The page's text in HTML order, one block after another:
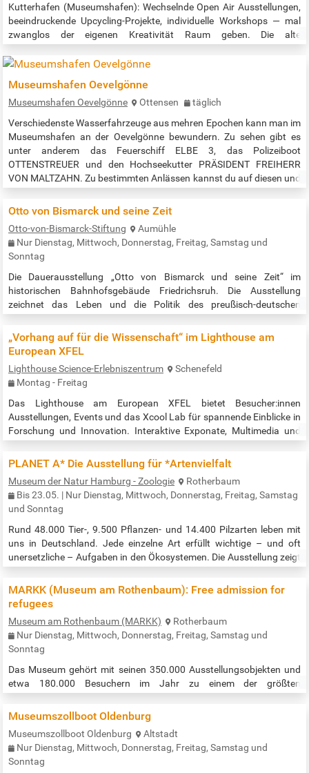
Kutterhafen (Museumshafen): Wechselnde Open Air Ausstellungen,
beeindruckende Upcycling-Projekte, individuelle Workshops — mal
zwanglos der eigenen Kreativität Raum geben. Die alte
Waterkant chillen… all das ist hier möglich — bei freiem Eintritt! …
Museumshafen Oevelgönne
Museumshafen Oevelgönne Ottensen
täglich
Verschiedenste Wasserfahrzeuge aus mehren Epochen kann man im
Museumshafen an der Oevelgönne bewundern. Zu sehen gibt es
unter anderem das Feuerschiff ELBE 3, das Polizeiboot
OTTENSTREUER und den Hochseekutter PRÄSIDENT FREIHERR
VON MALTZAHN. Zu bestimmten Anlässen kannst du auf diesen und
werden (kostenpflichtige) Führungen angeboten. Ein privater,
Otto von Bismarck und seine Zeit
Otto-von-Bismarck-Stiftung
Aumühle
Nur Dienstag, Mittwoch, Donnerstag, Freitag, Samstag und
Sonntag
Die Dauerausstellung „Otto von Bismarck und seine Zeit“ im
historischen Bahnhofsgebäude Friedrichsruh. Die Ausstellung
zeichnet das Leben und die Politik des preußisch-deutschen
Deutschland des 19. Jahrhunderts nach. Otto von Bismarck war von
1862 bis 1890 preußischer Ministerpräsident und von 1871 bis 1890
erster deutscher Reichskanzler. Er trieb den Prozess der
Nationalstaatsbildung und die…
„Vorhang auf für die Wissenschaft“ im Lighthouse am
European XFEL
Lighthouse Science-Erlebniszentrum
Schenefeld
Montag - Freitag
Das Lighthouse am European XFEL bietet Besucher:innen
Ausstellungen, Events und das Xcool Lab für spannende Einblicke in
Forschung und Innovation. Interaktive Exponate, Multimedia und
Lösung gesellschaftlicher Herausforderungen beiträgt.
Schulklassen, Forschende und Besucher:innen können den Campus
erkunden, mehr über die Forschung erfahren und an vielfältigen
Programmen und Events…
PLANET A* Die Ausstellung für *Artenvielfalt
Museum der Natur Hamburg - Zoologie
Rotherbaum
Bis 23.05. | Nur Dienstag, Mittwoch, Donnerstag, Freitag, Samstag
und Sonntag
Rund 48.000 Tier-, 9.500 Pflanzen- und 14.400 Pilzarten leben mit
uns in Deutschland. Jede einzelne Art erfüllt wichtige – und oft
unersetzliche – Aufgaben in den Ökosystemen. Die Ausstellung zeigt
Vielfalt gefährden – und Wege, um den Verlust der Arten
aufzuhalten. Mit ihrer prägnanten Ansprache und vielfältigen
Mitmachmodulen fordert sie vor allem Jugendliche zum Reflektieren
und…
MARKK (Museum am Rothenbaum): Free admission for
refugees
Museum am Rothenbaum (MARKK)
Rotherbaum
Nur Dienstag, Mittwoch, Donnerstag, Freitag, Samstag und
Sonntag
Das Museum gehört mit seinen 350.000 Ausstellungsobjekten und
etwa 180.000 Besuchern im Jahr zu einem der größten
vielen Kulturen und Epochen gezeigt. Z.B. Kunstgegenstände der
Maori, der indigenen Bevölkerung Nordamerikas, der Inka, der Alt-
Ägypter, des südlichen Afrikas uvm. Eine wertvolle, vielfältige und
spannende Zeitreise durch alle möglichen Kulturen erwartet sie. Free
entry to the…
Museumszollboot Oldenburg
Museumszollboot Oldenburg
Altstadt
Nur Dienstag, Mittwoch, Donnerstag, Freitag, Samstag und
Sonntag